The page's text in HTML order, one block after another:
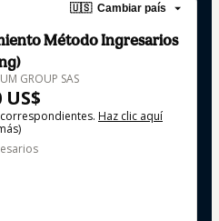
🇺🇸 Cambiar país
Método Ingresarios
GROUP SAS
US$
Haz clic aquí